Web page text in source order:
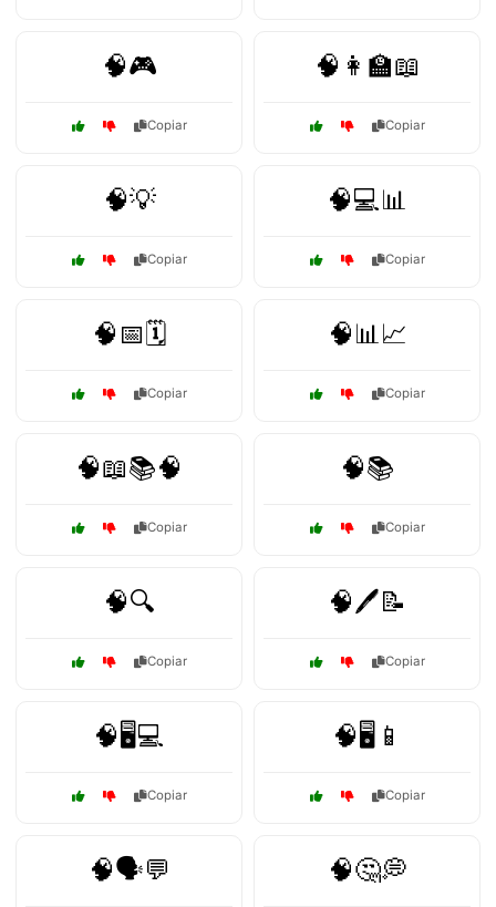
🧠🎮
Copiar
🧠👩‍🏫📖
Copiar
🧠💡
Copiar
🧠💻📊
Copiar
🧠📅🗓️
Copiar
🧠📊📈
Copiar
🧠📖📚🧠
Copiar
🧠📚
Copiar
🧠🔍
Copiar
🧠🖊️📝
Copiar
🧠🖥️💻
Copiar
🧠🖥️📱
Copiar
🧠🗣️💬 🧠🤔💭